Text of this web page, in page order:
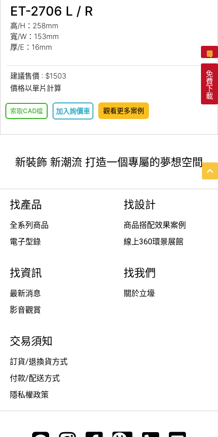
ET-2706 L / R
高/H：258mm
寬/W：153mm
厚/E：16mm
建議售價 : $1503
價格以單片計算
索取CAD檔 加入詢價車 觀看更多案例
免
費
下
載
新裝飾 新潮流 打造一個專屬的夢想空間
找產品
全系列商品
電子型錄
找設計
商品搭配效果案例
線上360環景展館
找資訊
最新消息
影音觀賞
找我們
關於立壕
交易須知
訂貨/退換貨方式
付款/配送方式
隱私權政策